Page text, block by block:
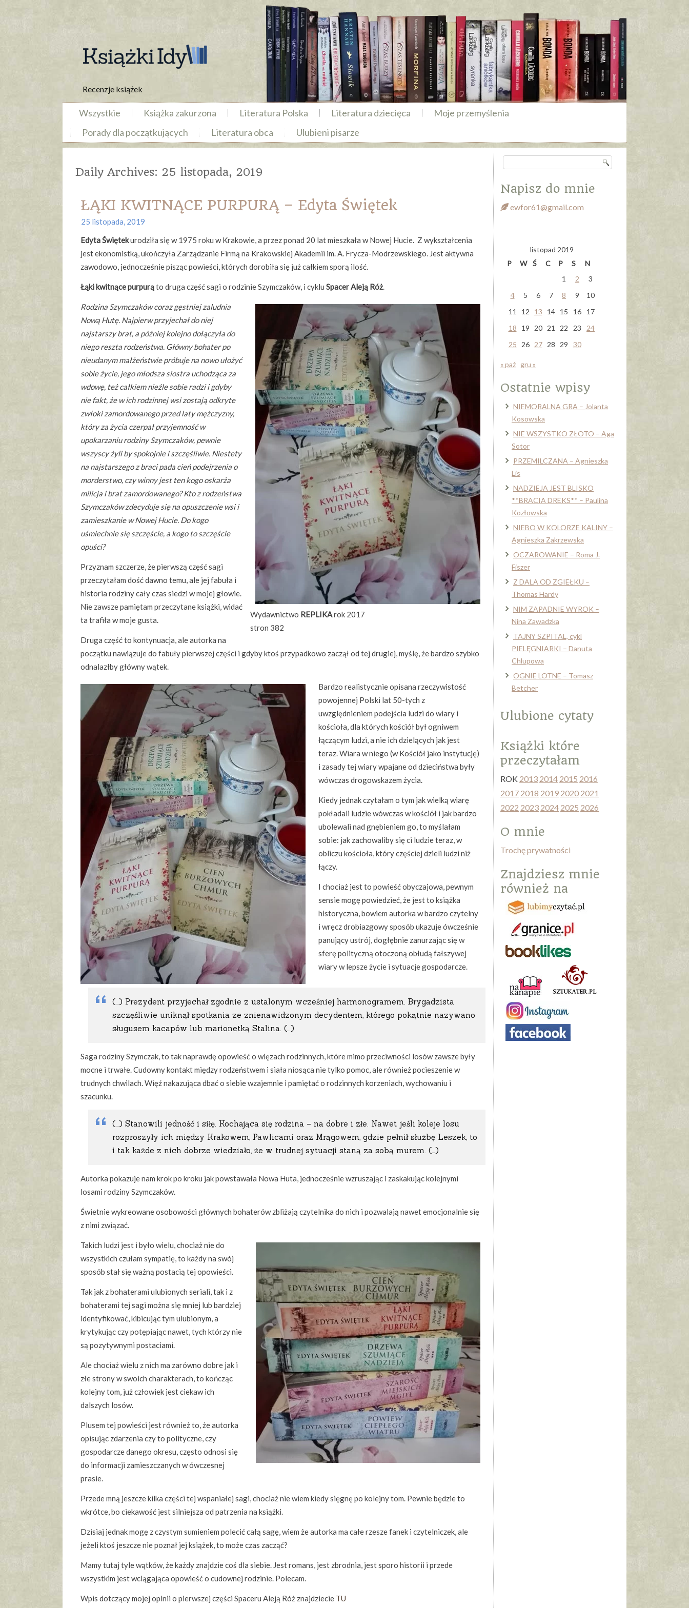
Recenzje książek
Wszystkie Książka zakurzona Literatura Polska Literatura dziecięca
Moje przemyślenia
Porady dla początkujących
Literatura obca Ulubieni pisarze
Daily Archives: 25 listopada, 2019
ŁĄKI KWITNĄCE PURPURĄ – Edyta Świętek
25 listopada, 2019
Edyta Świętekurodziła się w 1975 roku w Krakowie, a przez ponad 20 lat mieszkała w Nowej Hucie. Z wykształcenia
jest ekonomistką, ukończyła Zarządzanie Firmą na Krakowskiej Akademii im. A. Frycza-Modrzewskiego. Jest aktywna
zawodowo, jednocześnie pisząc powieści, których dorobiła się już całkiem sporą ilość.
Łąki kwitnące purpurąto druga część sagi o rodzinie Szymczaków, i cyklu Spacer Aleją Róż.
Wydawnictwo REPLIKArok 2017
stron 382
Rodzina Szymczaków coraz gęstniej zaludnia
Nową Hutę. Najpierw przyjechał do niej
najstarszy brat, a później kolejno dołączyła do
niego reszta rodzeństwa. Główny bohater po
nieudanym małżeństwie próbuje na nowo ułożyć
sobie życie, jego młodsza siostra uchodząca za
wdowę, też całkiem nieźle sobie radzi i gdyby
nie fakt, że w ich rodzinnej wsi zostają odkryte
zwłoki zamordowanego przed laty mężczyzny,
który za życia czerpał przyjemność w
upokarzaniu rodziny Szymczaków, pewnie
wszyscy żyli by spokojnie i szczęśliwie. Niestety
na najstarszego z braci pada cień podejrzenia o
morderstwo, czy winny jest ten kogo oskarża
milicja i brat zamordowanego? Kto z rodzeństwa
Szymczaków zdecyduje się na opuszczenie wsi i
zamieszkanie w Nowej Hucie. Do kogo
uśmiechnie się szczęście, a kogo to szczęście
opuści?
Przyznam szczerze, że pierwszą część sagi
przeczytałam dość dawno temu, ale jej fabuła i
historia rodziny cały czas siedzi w mojej głowie.
Nie zawsze pamiętam przeczytane książki, widać
ta trafiła w moje gusta.
Druga część to kontynuacja, ale autorka na
początku nawiązuje do fabuły pierwszej części i gdyby ktoś przypadkowo zaczął od tej drugiej, myślę, że bardzo szybko
odnalazłby główny wątek.
Bardzo realistycznie opisana rzeczywistość
powojennej Polski lat 50-tych z
uwzględnieniem podejścia ludzi do wiary i
kościoła, dla których kościół był ogniwem
łączącym ludzi, a nie ich dzielących jak jest
teraz. Wiara w niego (w Kościół jako instytucję)
i zasady tej wiary wpajane od dzieciństwa były
wówczas drogowskazem życia.
Kiedy jednak czytałam o tym jak wielką wiarę
pokładali ludzie wówczas w kościół i jak bardzo
ubolewali nad gnębieniem go, to myślałam
sobie: jak zachowaliby się ci ludzie teraz, w
obliczu kościoła, który częściej dzieli ludzi niż
łączy.
I chociaż jest to powieść obyczajowa, pewnym
sensie mogę powiedzieć, że jest to książka
historyczna, bowiem autorka w bardzo czytelny
i wręcz drobiazgowy sposób ukazuje ówcześnie
panujący ustrój, dogłębnie zanurzając się w
sferę polityczną otoczoną obłudą fałszywej
wiary w lepsze życie i sytuacje gospodarcze.
(…) Prezydent przyjechał zgodnie z ustalonym wcześniej harmonogramem. Brygadzista
szczęśliwie uniknął spotkania ze znienawidzonym decydentem, którego pokątnie nazywano
sługusem kacapów lub marionetką Stalina. (…)
Saga rodziny Szymczak, to tak naprawdę opowieść o więzach rodzinnych, które mimo przeciwności losów zawsze były
mocne i trwałe. Cudowny kontakt między rodzeństwem i siała niosąca nie tylko pomoc, ale również pocieszenie w
trudnych chwilach. Więź nakazująca dbać o siebie wzajemnie i pamiętać o rodzinnych korzeniach, wychowaniu i
szacunku.
(…) Stanowili jedność i siłę. Kochająca się rodzina – na dobre i złe. Nawet jeśli koleje losu
rozproszyły ich między Krakowem, Pawlicami oraz Mrągowem, gdzie pełnił służbę Leszek, to
i tak każde z nich dobrze wiedziało, że w trudnej sytuacji staną za sobą murem. (…)
Autorka pokazuje nam krok po kroku jak powstawała Nowa Huta, jednocześnie wzruszając i zaskakując kolejnymi
losami rodziny Szymczaków.
Świetnie wykreowane osobowości głównych bohaterów zbliżają czytelnika do nich i pozwalają nawet emocjonalnie się
z nimi związać.
Takich ludzi jest i było wielu, chociaż nie do
wszystkich czułam sympatię, to każdy na swój
sposób stał się ważną postacią tej opowieści.
Tak jak z bohaterami ulubionych seriali, tak i z
bohaterami tej sagi można się mniej lub bardziej
identyfikować, kibicując tym ulubionym, a
krytykując czy potępiając nawet, tych którzy nie
są pozytywnymi postaciami.
Ale chociaż wielu z nich ma zarówno dobre jak i
złe strony w swoich charakterach, to kończąc
kolejny tom, już człowiek jest ciekaw ich
dalszych losów.
Plusem tej powieści jest również to, że autorka
opisując zdarzenia czy to polityczne, czy
gospodarcze danego okresu, często odnosi się
do informacji zamieszczanych w ówczesnej
prasie.
Przede mną jeszcze kilka części tej wspaniałej sagi, chociaż nie wiem kiedy sięgnę po kolejny tom. Pewnie będzie to
wkrótce, bo ciekawość jest silniejsza od patrzenia na książki.
Dzisiaj jednak mogę z czystym sumieniem polecić całą sagę, wiem że autorka ma całe rzesze fanek i czytelniczek, ale
jeżeli ktoś jeszcze nie poznał jej książek, to może czas zacząć?
Mamy tutaj tyle wątków, że każdy znajdzie coś dla siebie. Jest romans, jest zbrodnia, jest sporo historii i przede
wszystkim jest wciągająca opowieść o cudownej rodzinie. Polecam.
Wpis dotczący mojej opinii o pierwszej części Spaceru Aleją Róż znajdziecie TU
Napisz do mnie
ewfor61@gmail.com
listopad 2019
P
W Ś C P S
N
1
2
3
4
5 6 7 8 9
10
11
12 13 14 15 16
17
18
19 20 21 22 23
24
25
26 27 28 29 30
« paź gru »
Ostatnie wpisy
NIEMORALNA GRA – Jolanta
Kosowska
NIE WSZYSTKO ZŁOTO – Aga
Sotor
PRZEMILCZANA – Agnieszka
Lis
NADZIEJA JEST BLISKO
**BRACIA DREKS** – Paulina
Kozłowska
NIEBO W KOLORZE KALINY –
Agnieszka Zakrzewska
OCZAROWANIE – Roma J.
Fiszer
Z DALA OD ZGIEŁKU –
Thomas Hardy
NIM ZAPADNIE WYROK –
Nina Zawadzka
TAJNY SZPITAL, cykl
PIELĘGNIARKI – Danuta
Chlupowa
OGNIE LOTNE – Tomasz
Betcher
Ulubione cytaty
Książki które
przeczytałam
ROK 2013 2014 2015 2016
2017 2018 2019 2020 2021
2022 2023 2024 2025 2026
O mnie
Trochę prywatności
Znajdziesz mnie
również na